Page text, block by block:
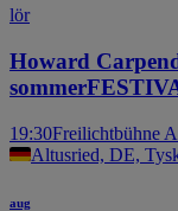
lör
Howard
19:30Freilichtbühne
Altusried, DE,
aug